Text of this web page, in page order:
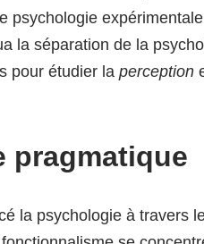
psychologie
la séparation de la
pour étudier la perception
pragmatique
la psychologie à travers